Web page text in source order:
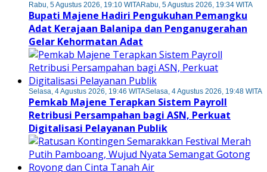
Rabu, 5 Agustus 2026, 19:10 WITARabu, 5 Agustus 2026, 19:34 WITA
Bupati Majene Hadiri Pengukuhan Pemangku
Adat Kerajaan Balanipa dan Penganugerahan
Gelar Kehormatan Adat
Selasa, 4 Agustus 2026, 19:46 WITASelasa, 4 Agustus 2026, 19:48 WITA
Pemkab Majene Terapkan Sistem Payroll
Retribusi Persampahan bagi ASN, Perkuat
Digitalisasi Pelayanan Publik